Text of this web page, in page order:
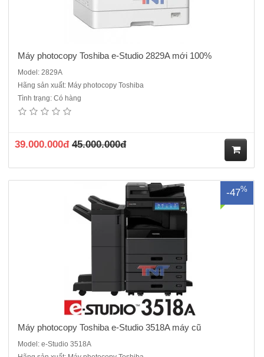
Máy photocopy Toshiba e-Studio 2829A mới 100%
Model: 2829A
Hãng sản xuất: Máy photocopy Toshiba
Tình trạng: Có hàng
39.000.000đ 45.000.000đ
ua
-47%
Máy photocopy Toshiba e-Studio 3518A máy cũ nhập khẩu dòng
máy đời mới nhất hiện nay, ít kẹt giấy, chạy bền bỉ, Chức năng chuẩn :
Máy photocopy Toshiba e-Studio 3518A máy cũ
Model: e-Studio 3518A